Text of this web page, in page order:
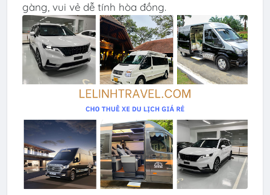
gàng, vui vẻ dễ tính hòa đồng.